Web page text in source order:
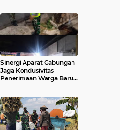
Sinergi Aparat Gabungan
Jaga Kondusivitas
Penerimaan Warga Baru